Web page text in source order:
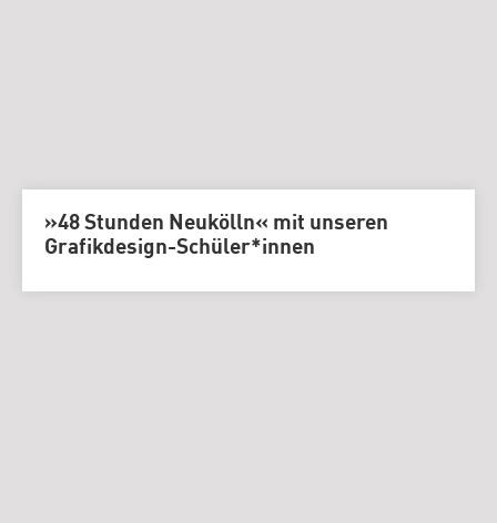
»48 Stunden Neukölln« mit unseren
Grafikdesign-Schüler*innen